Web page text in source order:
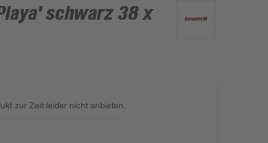
schwarz 38 x
zur Zeit leider nicht anbieten.